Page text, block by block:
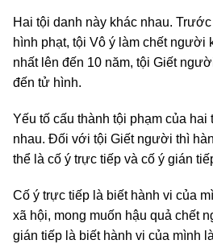
Hai tội danh này khác nhau.
hình phạt, tội Vô ý làm chết người
nhất lên đến 10 năm, tội Giết
đến tử hình.
Yếu tố cấu thành tội phạm của hai
nhau. Đối với tội Giết người thì
thể là cố ý trực tiếp và cố ý gián
Cố ý trực tiếp là biết hành vi của
xã hội, mong muốn hậu quả chết
gián tiếp là biết hành vi của mình